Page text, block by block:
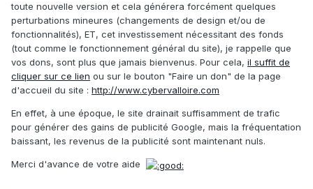
toute nouvelle version et cela générera forcément quelques
perturbations mineures (changements de design et/ou de
fonctionnalités), ET, cet investissement nécessitant des fonds
(tout comme le fonctionnement général du site), je rappelle que
vos dons, sont plus que jamais bienvenus. Pour cela, il suffit de
cliquer sur ce lien ou sur le bouton "Faire un don" de la page
d'accueil du site : http://www.cybervalloire.com
En effet, à une époque, le site drainait suffisamment de trafic
pour générer des gains de publicité Google, mais la fréquentation
baissant, les revenus de la publicité sont maintenant nuls.
Merci d'avance de votre aide